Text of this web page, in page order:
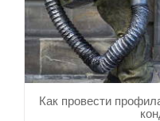
Как провести